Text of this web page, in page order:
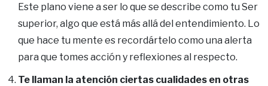
Este plano viene a ser lo que se describe como tu Ser
superior, algo que está más allá del entendimiento. Lo
que hace tu mente es recordártelo como una alerta
para que tomes acción y reflexiones al respecto.
Te llaman la atención ciertas cualidades en otras